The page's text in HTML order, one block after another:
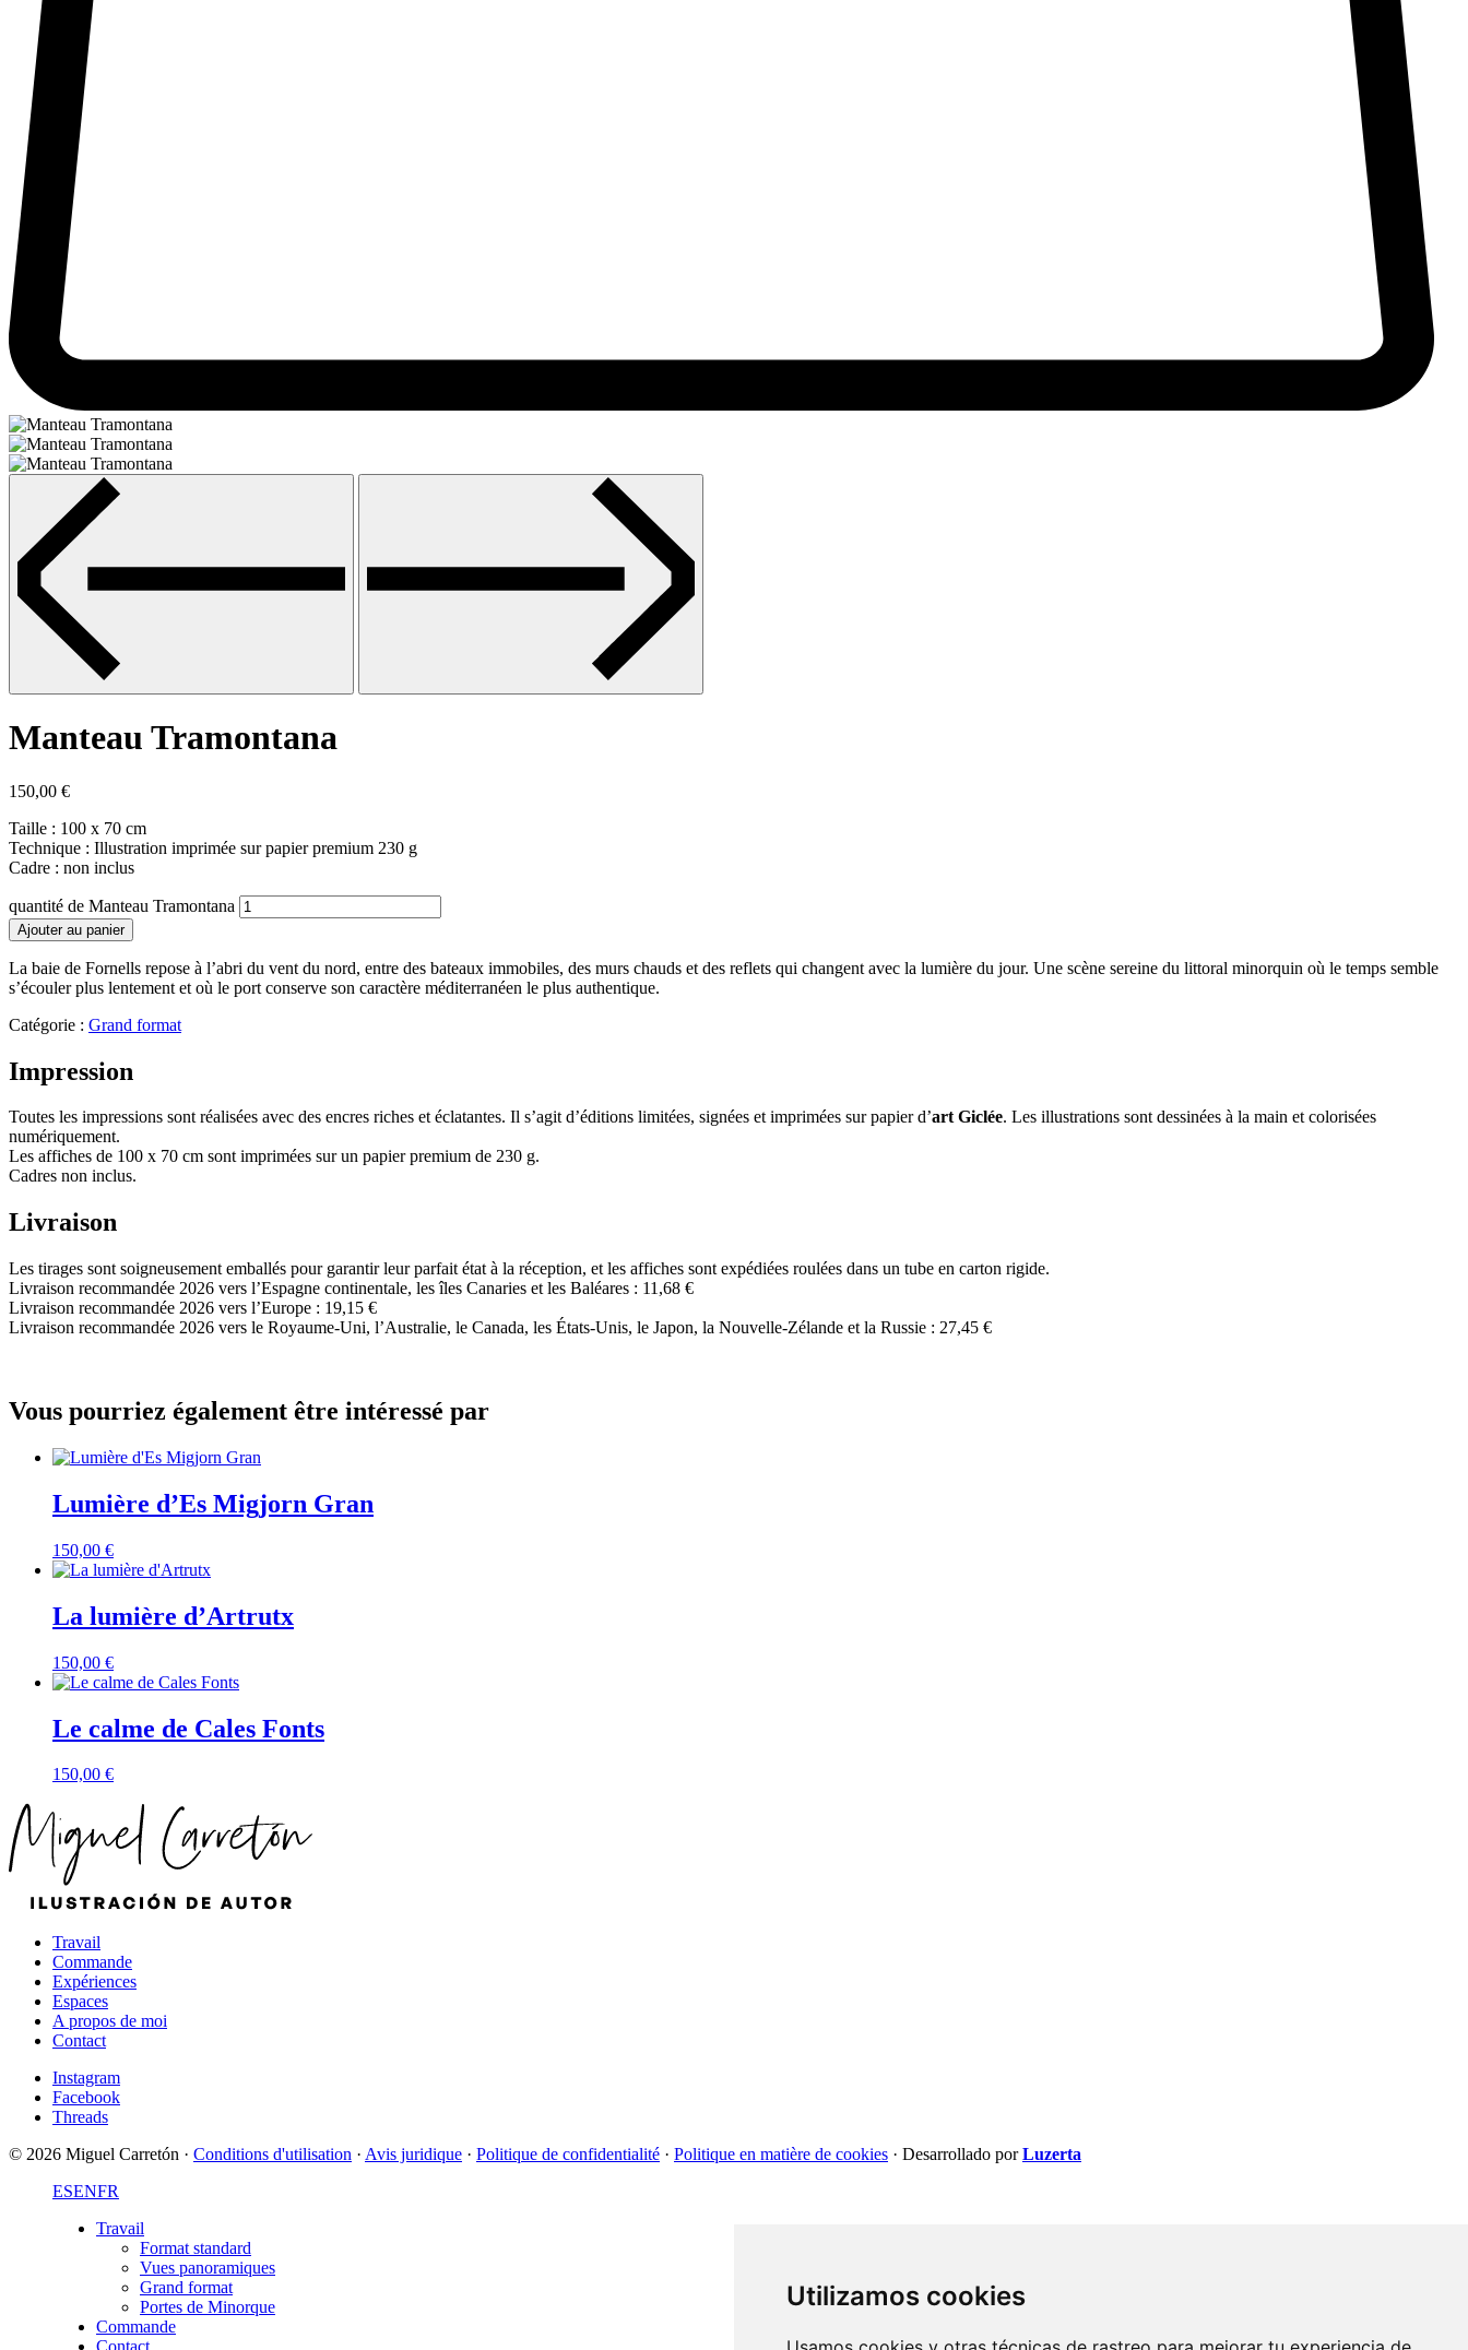
Utilizamos cookies
Manteau Tramontana
150,00 €
Taille : 100 x 70 cm
Technique : Illustration imprimée sur papier premium 230 g
Cadre : non inclus
quantité de Manteau Tramontana
Ajouter au panier
La baie de Fornells repose à l’abri du vent du nord, entre des bateaux immobiles, des murs chauds et des reflets qui changent avec la lumière du jour. Une scène sereine du littoral minorquin où le temps semble
s’écouler plus lentement et où le port conserve son caractère méditerranéen le plus authentique.
Catégorie : Grand format
Impression
Toutes les impressions sont réalisées avec des encres riches et éclatantes. Il s’agit d’éditions limitées, signées et imprimées sur papier d’art Giclée. Les illustrations sont dessinées à la main et colorisées
numériquement.
Les affiches de 100 x 70 cm sont imprimées sur un papier premium de 230 g.
Cadres non inclus.
Livraison
Les tirages sont soigneusement emballés pour garantir leur parfait état à la réception, et les affiches sont expédiées roulées dans un tube en carton rigide.
Livraison recommandée 2026 vers l’Espagne continentale, les îles Canaries et les Baléares : 11,68 €
Livraison recommandée 2026 vers l’Europe : 19,15 €
Livraison recommandée 2026 vers le Royaume-Uni, l’Australie, le Canada, les États-Unis, le Japon, la Nouvelle-Zélande et la Russie : 27,45 €
Vous pourriez également être intéressé par
Lumière d’Es Migjorn Gran
150,00 €
La lumière d’Artrutx
150,00 €
Le calme de Cales Fonts
150,00 €
Travail
Commande
Expériences
Espaces
A propos de moi
Contact
Instagram
Facebook
Threads
© 2026 Miguel Carretón · Conditions d'utilisation · Avis juridique · Politique de confidentialité · Politique en matière de cookies · Desarrollado porLuzerta
ESENFR
Travail
Format standard
Vues panoramiques
Grand format
Portes de Minorque
Commande